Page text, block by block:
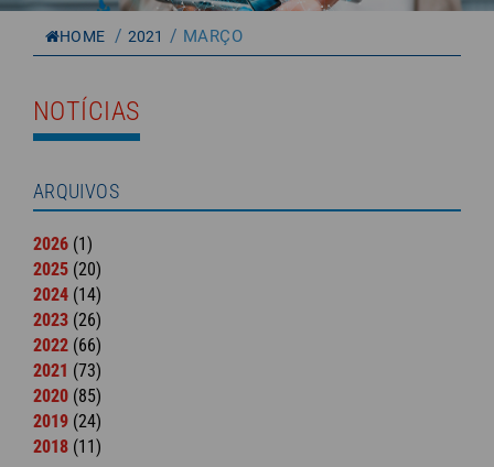
HOME / 2021 / MARÇO
NOTÍCIAS
ARQUIVOS
2026 (1)
2025 (20)
2024 (14)
2023 (26)
2022 (66)
2021 (73)
2020 (85)
2019 (24)
2018 (11)